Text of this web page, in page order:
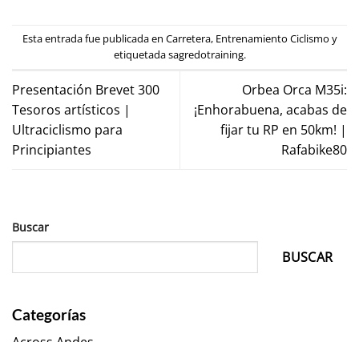
Esta entrada fue publicada en Carretera, Entrenamiento Ciclismo y
etiquetadasagredotraining.
Presentación Brevet 300
Tesoros artísticos |
Ultraciclismo para
Principiantes
Orbea Orca M35i:
¡Enhorabuena, acabas de
fijar tu RP en 50km! |
Rafabike80
Buscar
BUSCAR
Categorías